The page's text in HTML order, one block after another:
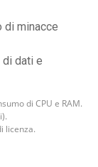
di minacce
dati e
di CPU e RAM.
licenza.